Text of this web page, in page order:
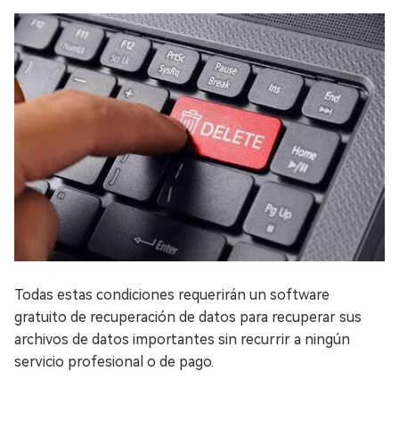
Todas estas condiciones requerirán un software
gratuito de recuperación de datos para recuperar sus
archivos de datos importantes sin recurrir a ningún
servicio profesional o de pago.